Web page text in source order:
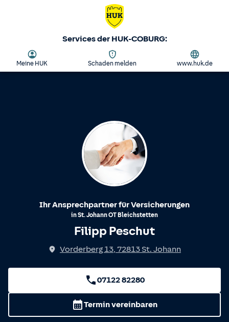
Services der HUK-COBURG:
Meine HUK Schaden melden www.huk.de
Ihr Ansprechpartner für Versicherungen
inSt. JohannOT Bleichstetten
Filipp Peschut
Vorderberg 13, 72813 St. Johann
07122 82280
Termin vereinbaren